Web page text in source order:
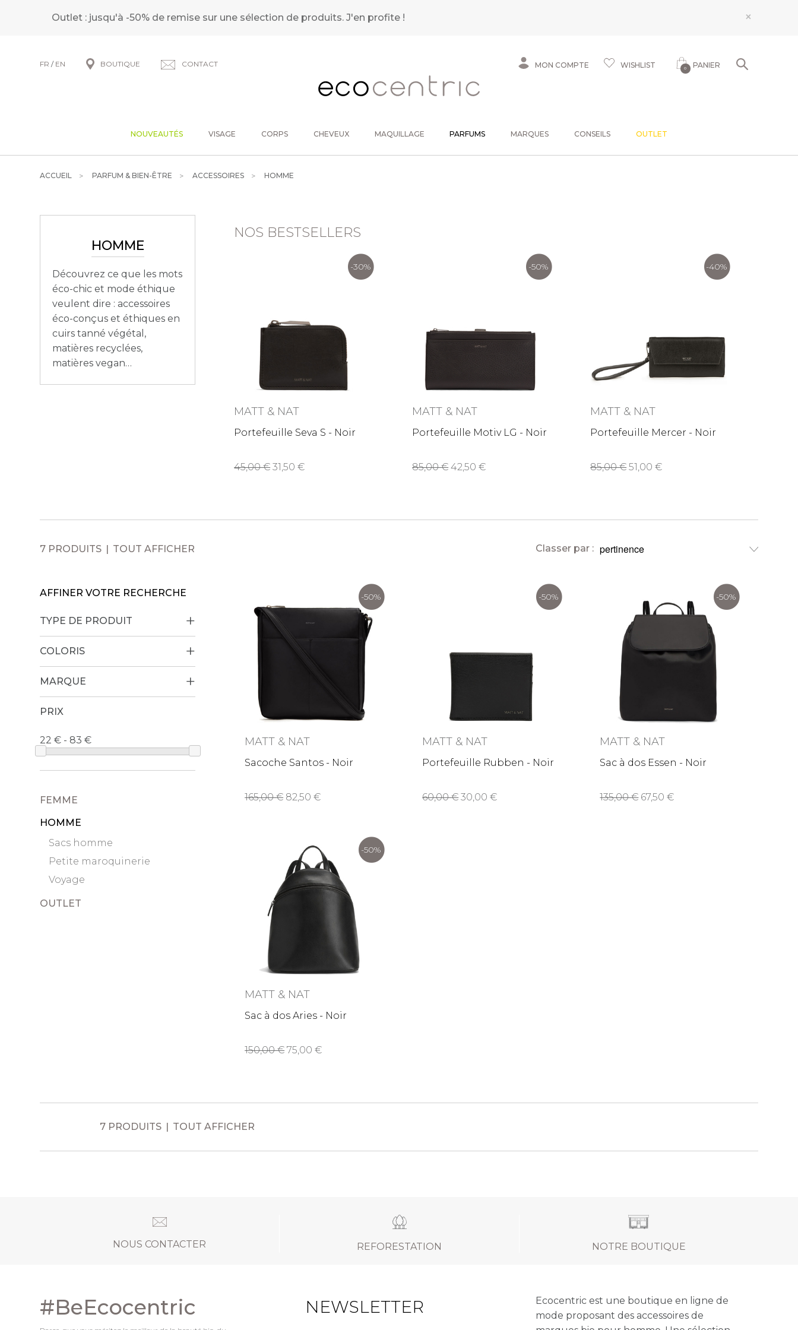
Outlet : jusqu'à -50% de remise sur une sélection de produits.J'en profite ! ×
FR / EN BOUTIQUE CONTACT MON COMPTE WISHLIST 0 PANIER
NOUVEAUTÉS VISAGE CORPS CHEVEUX MAQUILLAGE PARFUMS MARQUES CONSEILS OUTLET
ACCUEIL PARFUM & BIEN-ÊTRE ACCESSOIRES HOMME
HOMME
Découvrez ce que les mots
éco-chic et mode éthique
veulent dire :accessoires
éco-conçus et éthiques en
cuirs tanné végétal,
matières recyclées,
matières vegan
NOS BESTSELLERS
-30%
MATT & NAT
Portefeuille Seva S - Noir
45,00 31,50
-50%
MATT & NAT
Portefeuille Motiv LG - Noir
85,00 42,50
-40%
MATT & NAT
Portefeuille Mercer - Noir
85,00 51,00
7 PRODUITS TOUT AFFICHER Classer par :
AFFINER VOTRE RECHERCHE
TYPE DE PRODUIT
COLORIS
MARQUE
PRIX
22 € - 83
FEMME
HOMME
Sacs homme
Petite maroquinerie
Voyage
OUTLET
-50%
MATT & NAT
Sacoche Santos - Noir
165,00 82,50
-50%
MATT & NAT
Portefeuille Rubben - Noir
60,00 30,00
-50%
MATT & NAT
Sac à dos Essen - Noir
135,00 67,50
-50%
MATT & NAT
Sac à dos Aries - Noir
150,00 75,00
7 PRODUITS TOUT AFFICHER
NOUS CONTACTER REFORESTATION NOTRE BOUTIQUE
#BeEcocentric NEWSLETTER
Ecocentric est une boutique en ligne de
mode proposant des accessoires de